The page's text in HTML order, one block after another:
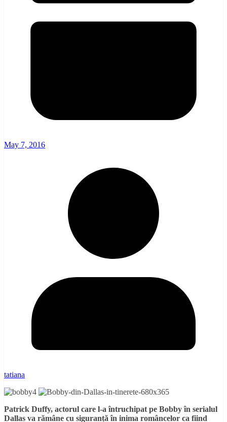
May 7, 2016
tatiana
Patrick Duffy, actorul care l-a întruchipat pe Bobby în serialul
Dallas va rămâne cu siguranță în inima româncelor ca fiind